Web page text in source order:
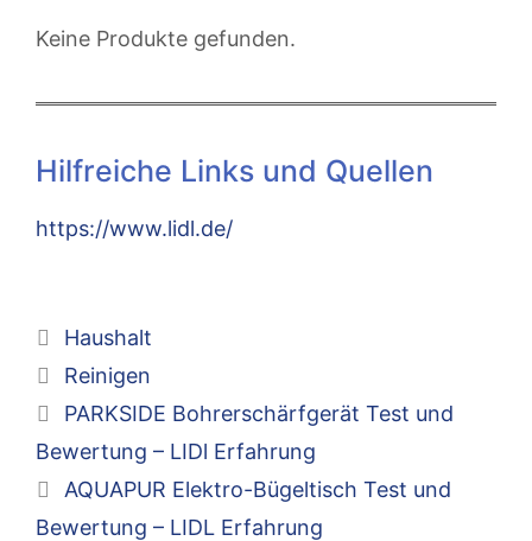
Keine Produkte gefunden.
Hilfreiche Links und Quellen
https://www.lidl.de/
Kategorien
Haushalt
Schlagwörter
Reinigen
PARKSIDE Bohrerschärfgerät Test und
Bewertung – LIDl Erfahrung
AQUAPUR Elektro-Bügeltisch Test und
Bewertung – LIDL Erfahrung